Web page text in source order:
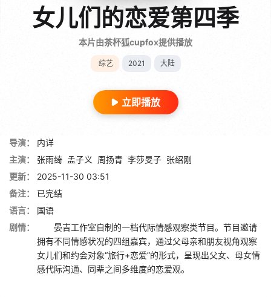
女儿们的恋爱第四季
本片由茶杯狐cupfox提供播放
综艺 2021 大陆
立即播放
导演：
内详
主演：
张雨绮 孟子义 周扬青 李莎旻子 张绍刚
更新：
2025-11-30 03:51
备注：
已完结
语言：
国语
剧情：
晏吉工作室自制的一档代际情感观察类节目。节目邀请
拥有不同情感状况的四组嘉宾，通过父母亲和朋友视角观察
女儿们和约会对象“旅行+恋爱”的形式，呈现出父女、母女情
感代际沟通、同辈之间多维度的恋爱观。